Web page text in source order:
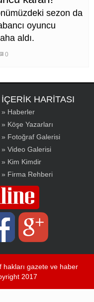
sezon da
oyuncu
aldı.
0
İÇERİK HARİTASI
» Haberler
» Köşe Yazarları
» Fotoğraf Galerisi
» Video Galerisi
» Kim Kimdir
» Firma Rehberi
hakları gazete ve haber
2017